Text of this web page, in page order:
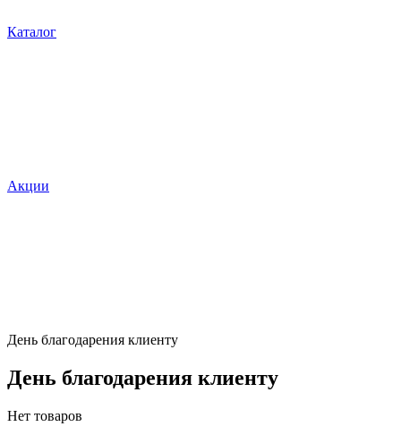
Каталог
Акции
День благодарения клиенту
День благодарения клиенту
Нет товаров